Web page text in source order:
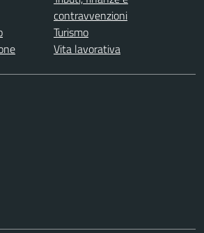
contravvenzioni
Turismo
Vita lavorativa